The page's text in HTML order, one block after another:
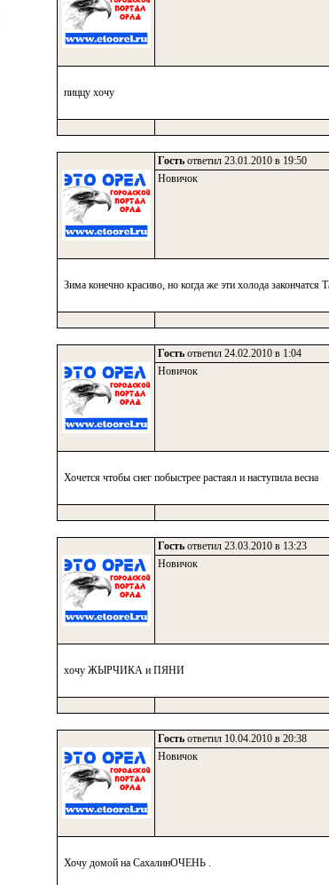
пиццу хочу
Гость ответил 23.01.2010 в 19:50
Новичок
Зима конечно красиво, но когда же эти холода закончатся
Гость ответил 24.02.2010 в 1:04
Новичок
Хочется чтобы снег побыстрее растаял и наступила весна
Гость ответил 23.03.2010 в 13:23
Новичок
хочу ЖЫРЧИКА и ПЯНИ
Гость ответил 10.04.2010 в 20:38
Новичок
Хочу домой на СахалинОЧЕНЬ .